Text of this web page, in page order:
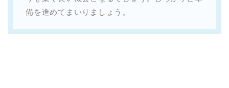
備を進めてまいりましょう。